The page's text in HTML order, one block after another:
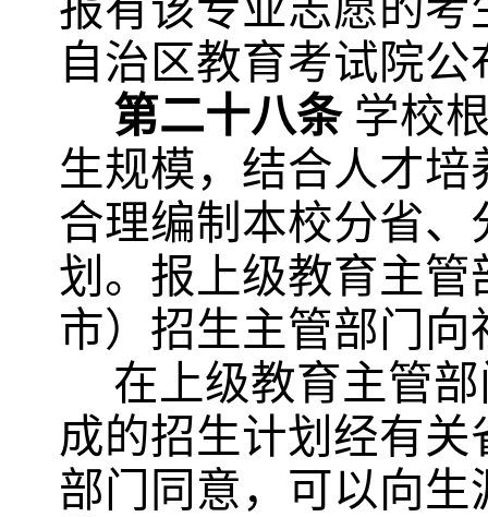
自治区教育考试院
第二十八条 学校
生规模，结合人才
合理编制本校分省
划。报上级教育主
市）招生主管部门向
在上级教育主管
成的招生计划经有
部门同意，可以向